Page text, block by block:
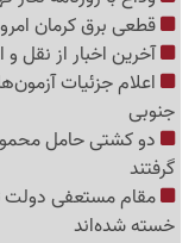
قطعی برق کرمان امروز 15 مرداد+ خاموشی برق کرمان
آخرین اخبار از نقل و
اعلام جزئیات
جنوبی
دو کشتی حامل
گرفتند
مقام مستعفی دولت
خسته شده‌اند